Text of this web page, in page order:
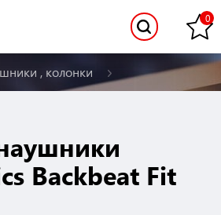
, колонки
Backbeat Fit